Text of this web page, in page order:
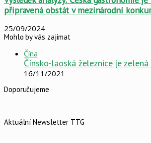
připravená obstát v mezinárodní
25/09/2024
Mohlo by vás zajímat
Čína
Čínsko-laoská železnice je
16/11/2021
Doporučujeme
Aktuální Newsletter TTG